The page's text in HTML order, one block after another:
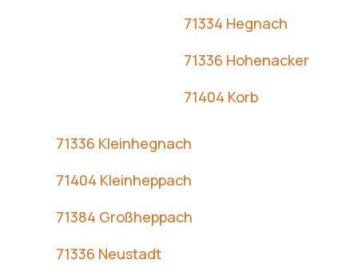
71334 Hegnach
71336 Hohenacker
71404 Korb
71336 Kleinhegnach
71404 Kleinheppach
71384 Großheppach
71336 Neustadt